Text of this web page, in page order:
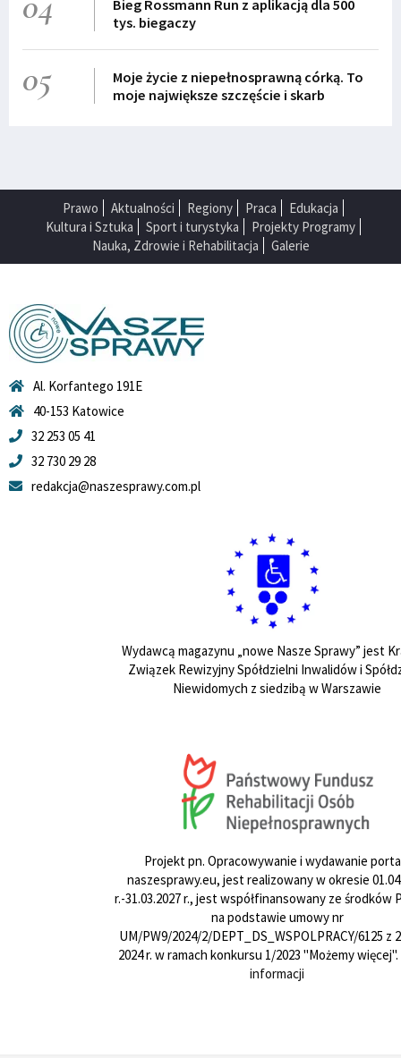
Bieg Rossmann Run z aplikacją dla 500
tys. biegaczy
05
Moje życie z niepełnosprawną córką. To
moje największe szczęście i skarb
Prawo Aktualności Regiony Praca
Edukacja
Kultura i Sztuka
Sport i turystyka
Projekty Programy
Nauka, Zdrowie i Rehabilitacja
Galerie
Al. Korfantego 191E
40-153 Katowice
32 253 05 41
32 730 29 28
redakcja@naszesprawy.com.pl
Wydawcą magazynu „nowe Nasze Sprawy” jest
Związek Rewizyjny Spółdzielni Inwalidów i
Niewidomych z siedzibą w Warszawie
Projekt pn. Opracowywanie i wydawanie
naszesprawy.eu, jest realizowany w okresie
r.-31.03.2027 r., jest współfinansowany ze środków
na podstawie umowy nr
UM/PW9/2024/2/DEPT_DS_WSPOLPRACY/6125 z
2024 r. w ramach konkursu 1/2023 "Możemy więcej".
informacji